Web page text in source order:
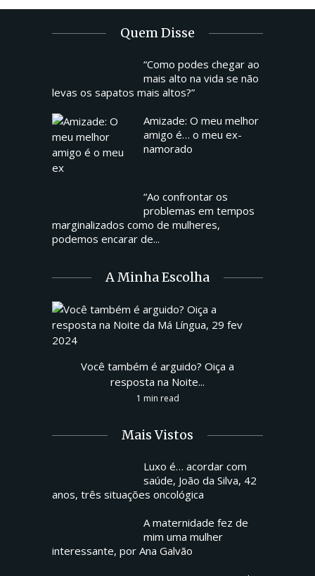
Quem Disse
“Como podes chegar ao
mais alto na vida se não
levas os sapatos mais altos?”
Amizade: O meu melhor
amigo é… o meu ex-
namorado
“Ao confrontar os
problemas em tempos
marginalizados como de mulheres,
podemos encarar de...
A Minha Escolha
Você também é arguido? Oiça a
resposta na Noite...
1 min read
Mais Vistos
Luxo é… acordar com
saúde, João da Silva, 42
anos, três situações oncológica
A maternidade fez de
mim uma mulher
interessante, por Ana Galvão